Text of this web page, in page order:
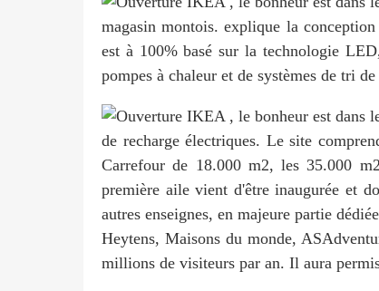
magasin montois. explique la
est à 100% basé sur la technologie
pompes à chaleur et de systèmes de tri de
de recharge électriques. Le site
Carrefour de 18.000 m2, les 35.000
première aile vient d'être inaugurée et
autres enseignes, en majeure partie
Heytens, Maisons du monde,
millions de visiteurs par an. Il aura